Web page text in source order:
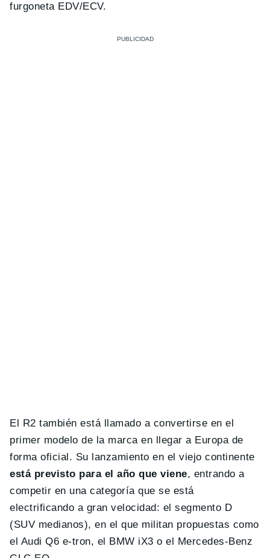
furgoneta EDV/ECV.
El R2 también está llamado a convertirse en el
primer modelo de la marca en llegar a Europa de
forma oficial. Su lanzamiento en el viejo continente
está previsto para el año que viene, entrando a
competir en una categoría que se está
electrificando a gran velocidad: el segmento D
(SUV medianos), en el que militan propuestas como
el Audi Q6 e-tron, el BMW iX3 o el Mercedes-Benz